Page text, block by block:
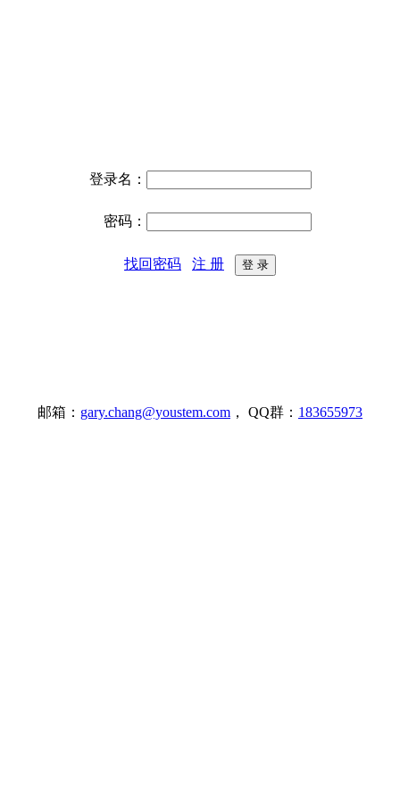
登录名：
密码：
找回密码 注 册
邮箱： gary.chang@youstem.com ， QQ群： 183655973